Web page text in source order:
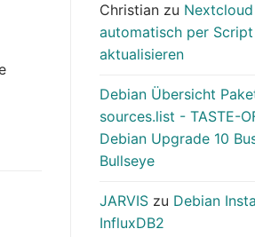
Christian zu Nextcloud
automatisch per
aktualisieren
Debian Übersicht
sources.list - TASTE-
Debian Upgrade 10
Bullseye
JARVIS zu Debian
InfluxDB2